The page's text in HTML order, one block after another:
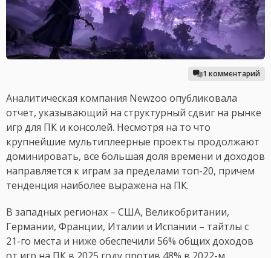
1 комментарий
Аналитическая компания Newzoo опубликовала
отчет, указывающий на структурный сдвиг на рынке
игр для ПК и консолей. Несмотря на то что
крупнейшие мультиплеерные проекты продолжают
доминировать, все большая доля времени и доходов
направляется к играм за пределами топ-20, причем
тенденция наиболее выражена на ПК.
В западных регионах – США, Великобритании,
Германии, Франции, Италии и Испании – тайтлы с
21-го места и ниже обеспечили 56% общих доходов